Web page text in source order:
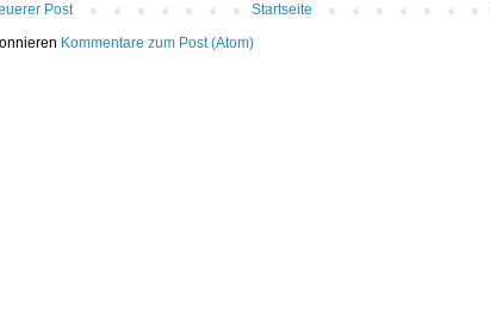
Post
Startseite
Kommentare zum Post (Atom)